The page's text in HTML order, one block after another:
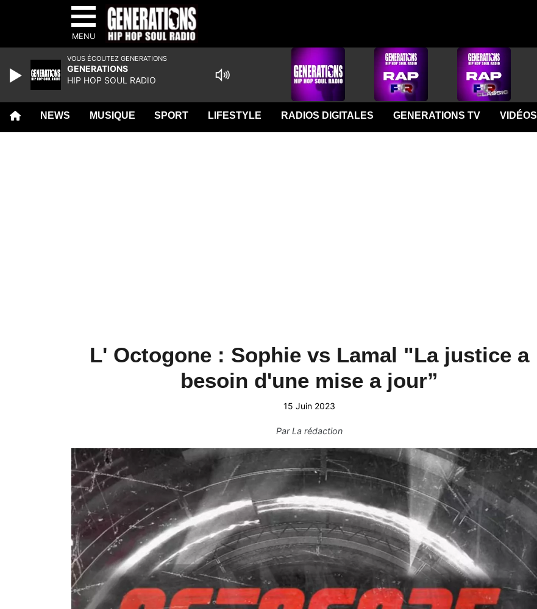
MENU
NEWS MUSIQUE SPORT LIFESTYLE RADIOS DIGITALES GENERATIONS TV VIDÉOS
L' Octogone : Sophie vs Lamal "La justice a
besoin d'une mise a jour”
15 Juin 2023
ParLa rédaction
VOUS ÉCOUTEZ GENERATIONS
GENERATIONS
HIP HOP SOUL RADIO